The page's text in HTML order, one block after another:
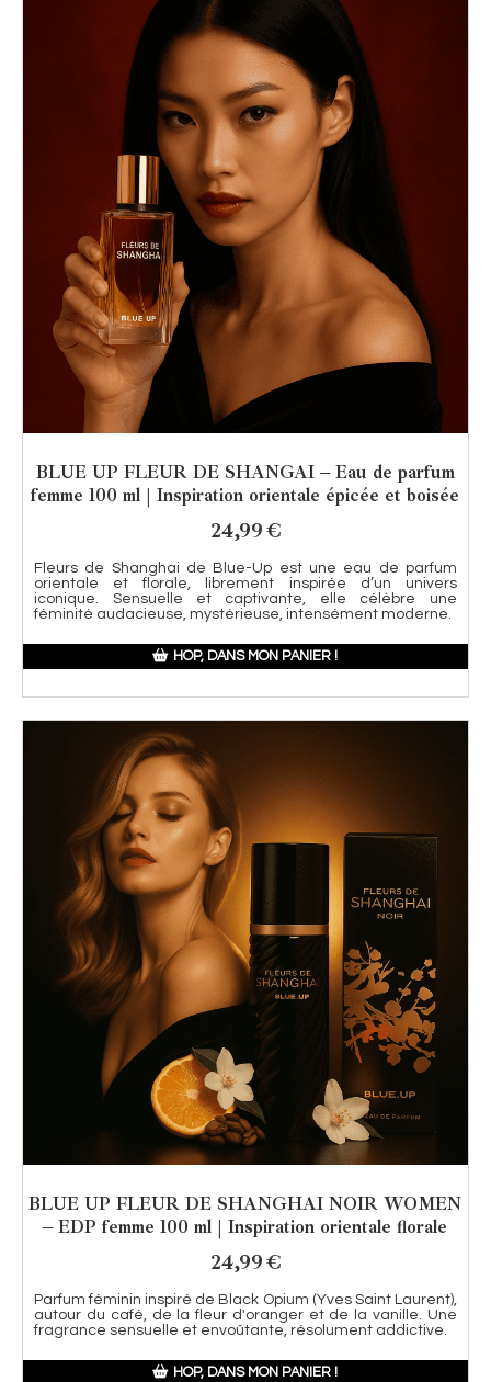
BLUE UP FLEUR DE SHANGAI – Eau de parfum
femme 100 ml | Inspiration orientale épicée et boisée
24,99€
Fleurs de Shanghai de Blue-Up est une eau de parfum
orientale et florale, librement inspirée d’un univers
iconique. Sensuelle et captivante, elle célèbre une
féminité audacieuse, mystérieuse, intensément moderne.
HOP, DANS MON PANIER !
BLUE UP FLEUR DE SHANGHAI NOIR WOMEN
– EDP femme 100 ml | Inspiration orientale florale
24,99€
Parfum féminin inspiré de Black Opium (Yves Saint Laurent),
autour du café, de la fleur d'oranger et de la vanille. Une
fragrance sensuelle et envoûtante, résolument addictive.
HOP, DANS MON PANIER !